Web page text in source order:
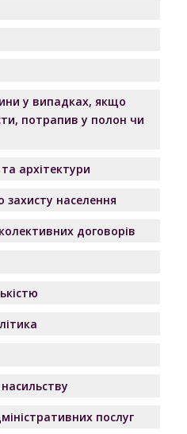
у випадках, якщо
потрапив у полон чи
архітектури
захисту населення
договорів
послуг